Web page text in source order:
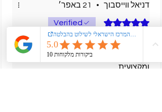
דניאל ווייסבוך • 21 באפר׳
דירוג של 5 מתוך 5 כוכבים. Verified
עבודה מקצועית
אין הרבה מה להוסיף 🙏עבודה יפה
ומקצועית